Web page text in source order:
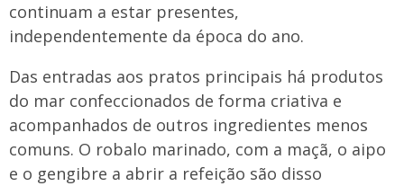
continuam a estar presentes,
independentemente da época do ano.
Das entradas aos pratos principais há produtos
do mar confeccionados de forma criativa e
acompanhados de outros ingredientes menos
comuns. O robalo marinado, com a maçã, o aipo
e o gengibre a abrir a refeição são disso